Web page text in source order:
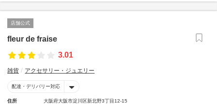
店舗公式
fleur de fraise
3.01
雑貨 アクセサリー・ジュエリー
配達・デリバリー対応
住所 大阪府大阪市淀川区新北野3丁目12-15